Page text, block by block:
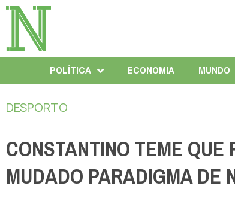
POLÍTICA ECONOMIA MUNDO
DESPORTO
CONSTANTINO TEME
MUDADO PARADIGMA DE